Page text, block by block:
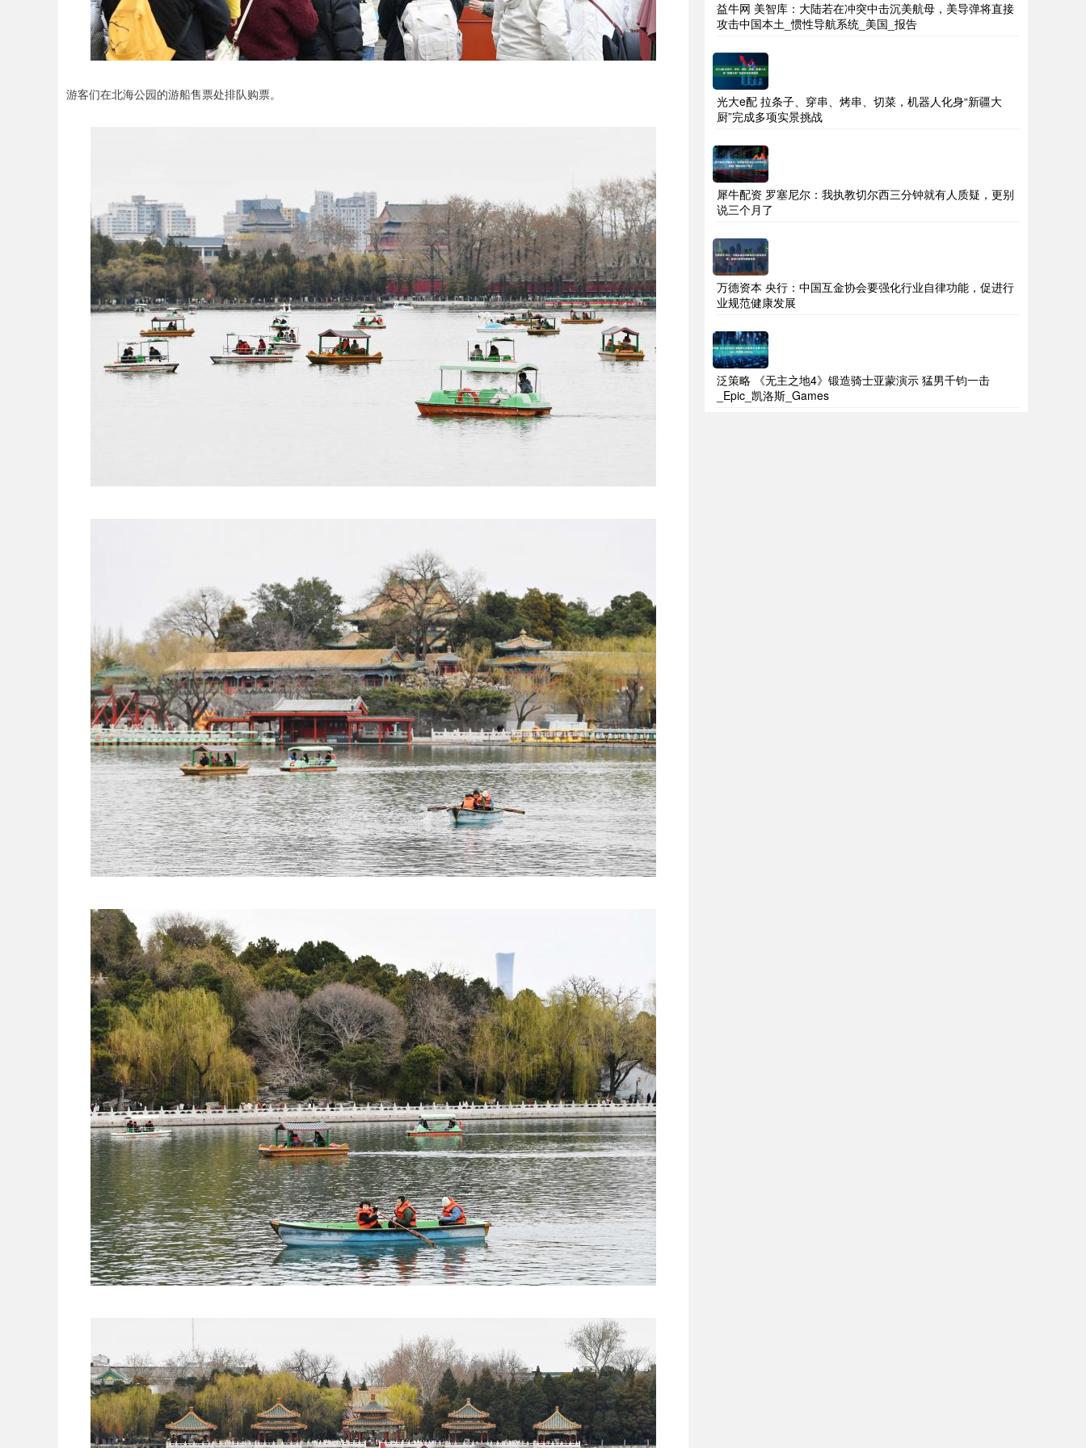
游客们在北海公园的游船售票处排队购票。
益牛网 美智库：大陆若在冲突中击沉美航母，美导弹将直接
攻击中国本土_惯性导航系统_美国_报告
光大e配 拉条子、穿串、烤串、切菜，机器人化身“新疆大
厨”完成多项实景挑战
犀牛配资 罗塞尼尔：我执教切尔西三分钟就有人质疑，更别
说三个月了
万德资本 央行：中国互金协会要强化行业自律功能，促进行
业规范健康发展
泛策略 《无主之地4》锻造骑士亚蒙演示 猛男千钧一击
_Epic_凯洛斯_Games